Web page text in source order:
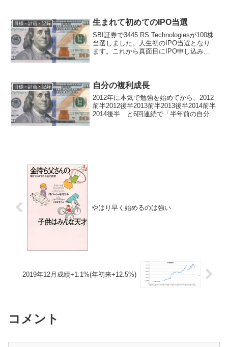
っていました。実...
目標・計画・記録 生まれて初めてのIPO当選
SBI証券で3445 RS Technologiesが100株
当選しました。人生初のIPO当選となり
ます。これから真面目にIPO申し込みし
目標・計画・記録 自分の複利成長
2012年に本気で勉強を始めてから、2012
前半2012後半2013前半2013後半2014前半
2014後半 と6回連続で「半年前の自分が
やはり早く始めるのは強い
2019年12月成績+1.1%(年初来+12.5%)
コメント